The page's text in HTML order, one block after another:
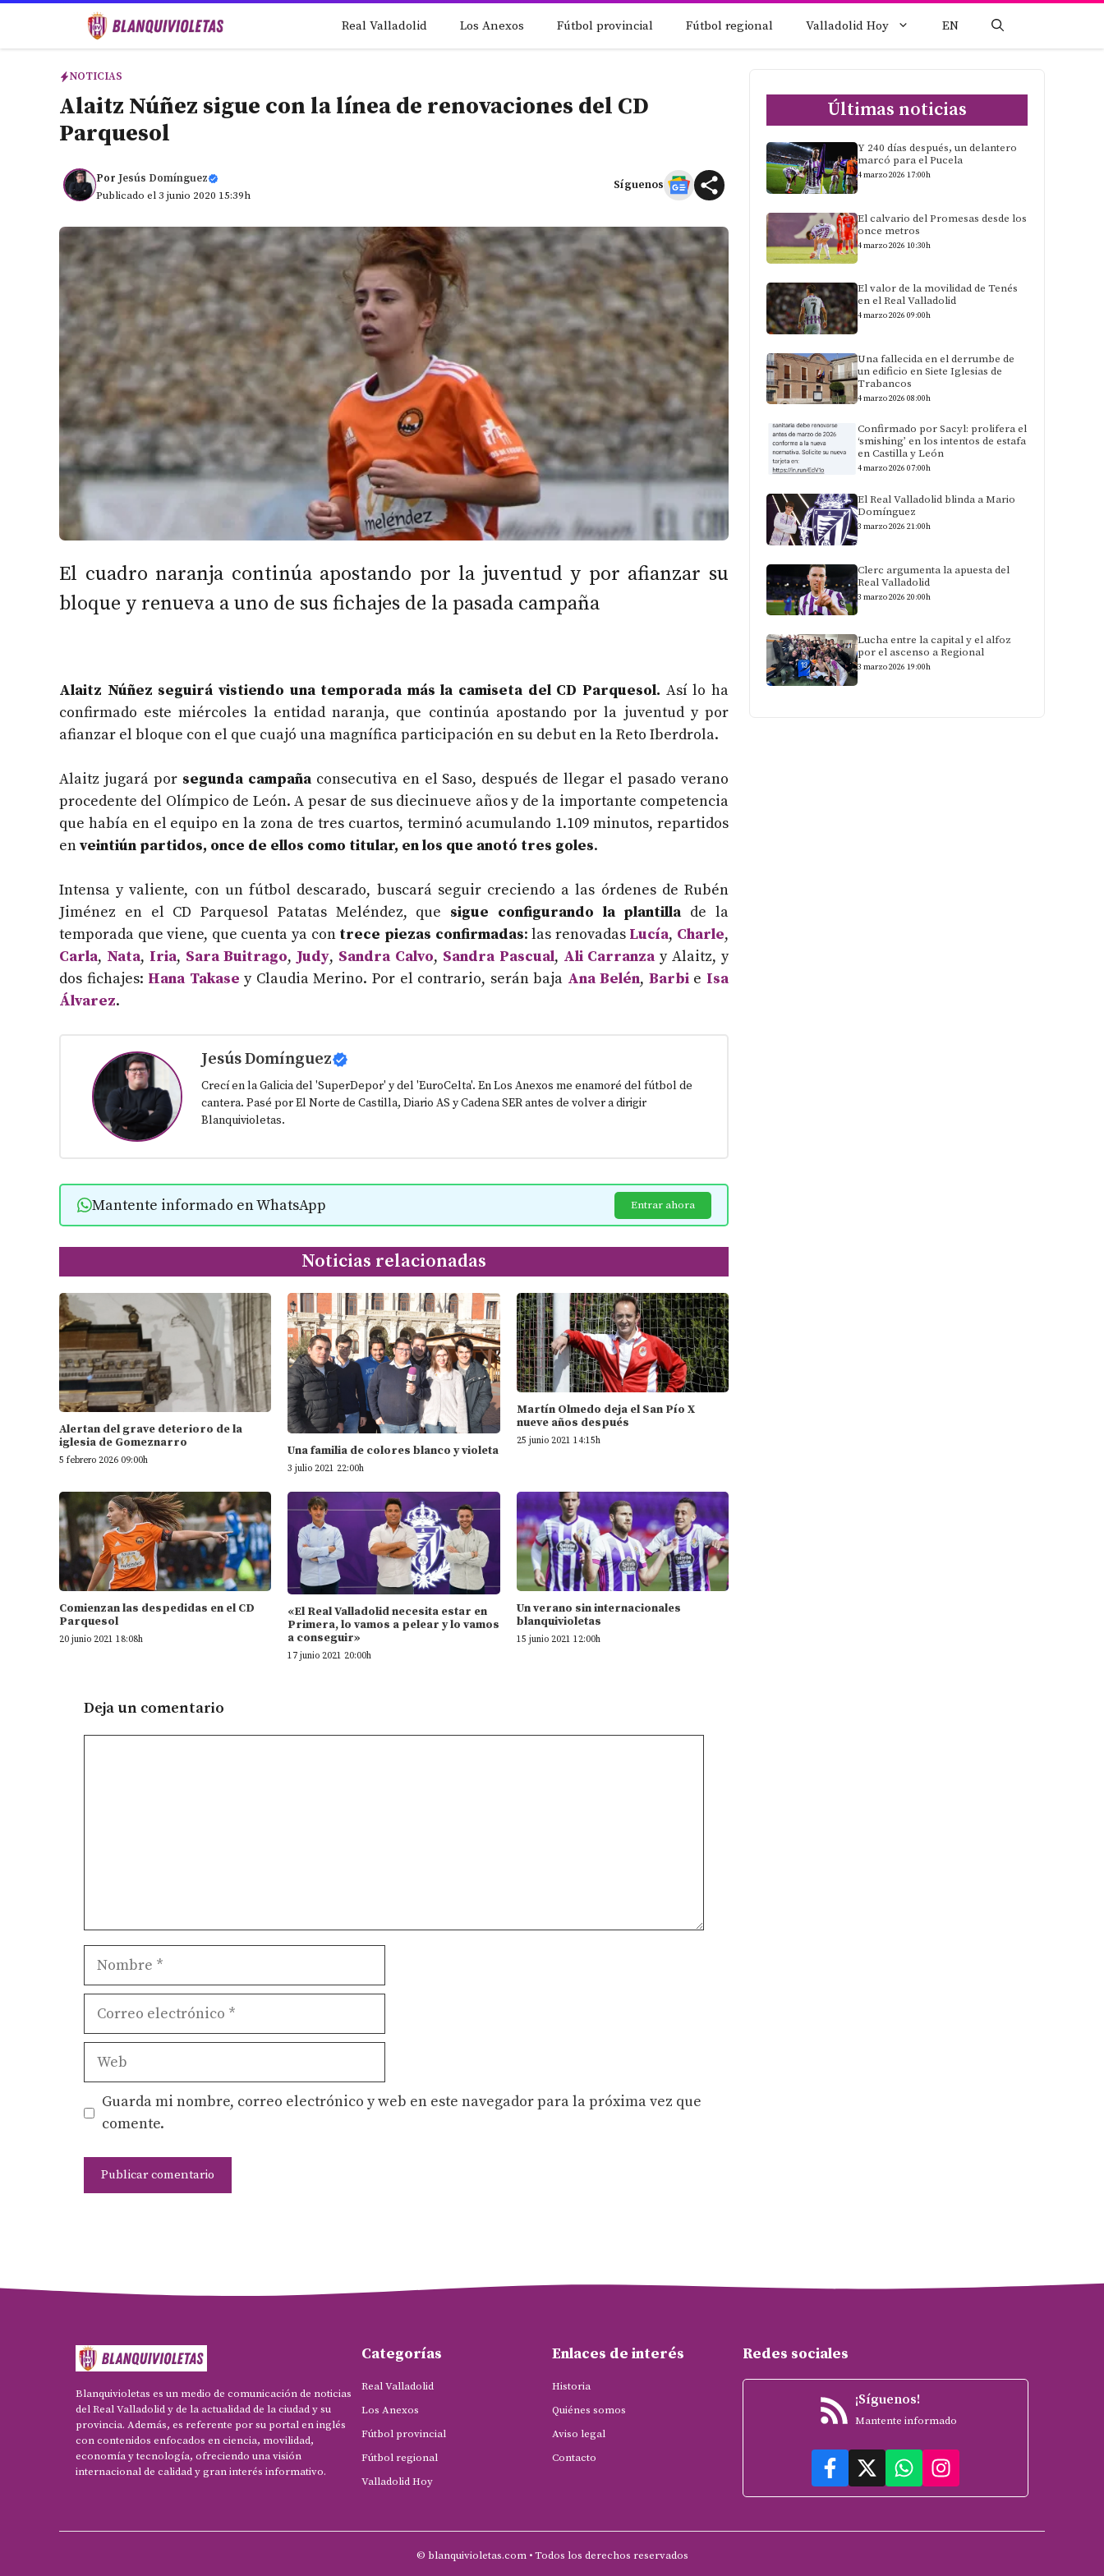
Real Valladolid Los Anexos Fútbol provincial Fútbol regional Valladolid Hoy EN
NOTICIAS
Alaitz Núñez sigue con la línea de renovaciones del CD
Parquesol
Por Jesús Domínguez
Publicado el 3 junio 2020 15:39h
Síguenos
El cuadro naranja continúa apostando por la juventud y por afianzar su
bloque y renueva a uno de sus fichajes de la pasada campaña
Alaitz Núñez seguirá vistiendo una temporada más la camiseta del CD Parquesol. Así lo ha
confirmado este miércoles la entidad naranja, que continúa apostando por la juventud y por
afianzar el bloque con el que cuajó una magnífica participación en su debut en la Reto Iberdrola.
Alaitz jugará por segunda campañaconsecutiva en el Saso, después de llegar el pasado verano
procedente del Olímpico de León. A pesar de sus diecinueve años y de la importante competencia
que había en el equipo en la zona de tres cuartos, terminó acumulando 1.109 minutos, repartidos
enveintiún partidos, once de ellos como titular, en los que anotó tres goles.
Intensa y valiente, con un fútbol descarado, buscará seguir creciendo a las órdenes de Rubén
Jiménez en el CD Parquesol Patatas Meléndez, que sigue configurando la plantilla de la
temporada que viene, que cuenta ya con trece piezas confirmadas: las renovadas Lucía, Charle,
Carla, Nata, Iria, Sara Buitrago, Judy, Sandra Calvo, Sandra Pascual, Ali Carranza y Alaitz, y
dos fichajes: Hana Takase y Claudia Merino. Por el contrario, serán baja Ana Belén, Barbie Isa
Álvarez.
Jesús Domínguez
Crecí en la Galicia del 'SuperDepor' y del 'EuroCelta'. En Los Anexos me enamoré del fútbol de
cantera. Pasé por El Norte de Castilla, Diario AS y Cadena SER antes de volver a dirigir
Blanquivioletas.
Mantente informado en WhatsApp Entrar ahora
Noticias relacionadas
Alertan del grave deterioro de la
iglesia de Gomeznarro
5 febrero 2026 09:00h
Una familia de colores blanco y violeta
3 julio 2021 22:00h
Martín Olmedo deja el San Pío X
nueve años después
25 junio 2021 14:15h
Comienzan las despedidas en el CD
Parquesol
20 junio 2021 18:08h
«El Real Valladolid necesita estar en
Primera, lo vamos a pelear y lo vamos
a conseguir»
17 junio 2021 20:00h
Un verano sin internacionales
blanquivioletas
15 junio 2021 12:00h
Deja un comentario
Nombre
Correo
Web
Guarda mi nombre, correo electrónico y web en este navegador para la próxima vez que
comente.
Últimas noticias
Y 240 días después, un delantero
marcó para el Pucela
4 marzo 2026 17:00h
El calvario del Promesas desde los
once metros
4 marzo 2026 10:30h
El valor de la movilidad de Tenés
en el Real Valladolid
4 marzo 2026 09:00h
Una fallecida en el derrumbe de
un edificio en Siete Iglesias de
Trabancos
4 marzo 2026 08:00h
Confirmado por Sacyl: prolifera el
‘smishing’ en los intentos de estafa
en Castilla y León
4 marzo 2026 07:00h
El Real Valladolid blinda a Mario
Domínguez
3 marzo 2026 21:00h
Clerc argumenta la apuesta del
Real Valladolid
3 marzo 2026 20:00h
Lucha entre la capital y el alfoz
por el ascenso a Regional
3 marzo 2026 19:00h
Blanquivioletas es un medio de comunicación de noticias
del Real Valladolid y de la actualidad de la ciudad y su
provincia. Además, es referente por su portal en inglés
con contenidos enfocados en ciencia, movilidad,
economía y tecnología, ofreciendo una visión
internacional de calidad y gran interés informativo.
Categorías
Real Valladolid
Los Anexos
Fútbol provincial
Fútbol regional
Valladolid Hoy
Enlaces de interés
Historia
Quiénes somos
Aviso legal
Contacto
Redes sociales
¡Síguenos!
Mantente informado
© blanquivioletas.com • Todos los derechos reservados